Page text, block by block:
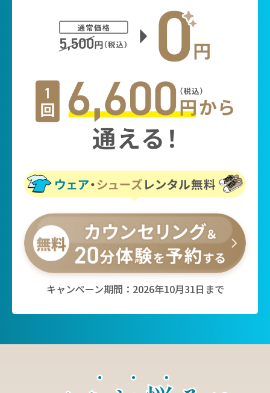
キャンペーン期間：2026年10月31日まで